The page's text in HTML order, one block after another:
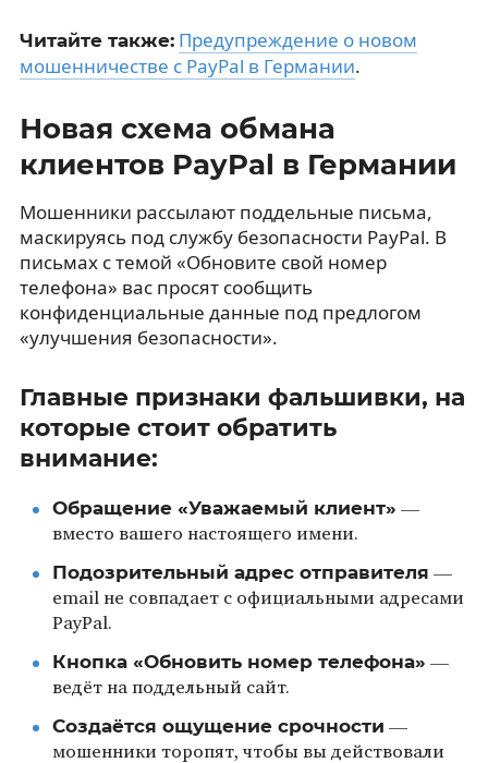
Читайте также: Предупреждение о новом
мошенничестве с PayPal в Германии.
Новая схема обмана
клиентов PayPal в Германии
Мошенники рассылают поддельные письма,
маскируясь под службу безопасности PayPal. В
письмах с темой «Обновите свой номер
телефона» вас просят сообщить
конфиденциальные данные под предлогом
«улучшения безопасности».
Главные признаки фальшивки, на
которые стоит обратить
внимание:
Обращение «Уважаемый клиент» —
вместо вашего настоящего имени.
Подозрительный адрес отправителя —
email не совпадает с официальными адресами
PayPal.
Кнопка «Обновить номер телефона» —
ведёт на поддельный сайт.
Создаётся ощущение срочности —
мошенники торопят, чтобы вы действовали